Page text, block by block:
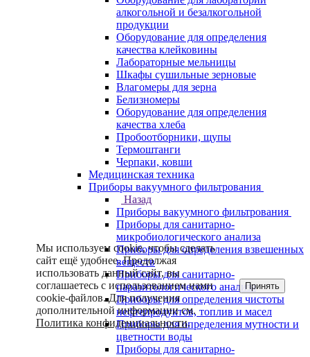
алкогольной и безалкогольной
продукции
Оборудование для определения
качества клейковины
Лабораторные мельницы
Шкафы сушильные зерновые
Влагомеры для зерна
Белизномеры
Оборудование для определения
качества хлеба
Пробоотборники, щупы
Термоштанги
Черпаки, ковши
Медицинская техника
Приборы вакуумного фильтрования
Назад
Приборы вакуумного фильтрования
Приборы для санитарно-
микробиологического анализа
Приборы для определения взвешенных
веществ
Приборы для санитарно-
паразитологического анализа
Приборы для определения чистоты
нефтепродуктов, топлив и масел
Приборы для определения мутности и
цветности воды
Приборы для санитарно-
Мы используем cookie, чтобы сделать
сайт ещё удобнее. Продолжая
использовать данный сайт, вы
соглашаетесь с использованием нами
cookie-файлов. Для получения
дополнительной информации см.
Политика конфиденциальности.
Принять